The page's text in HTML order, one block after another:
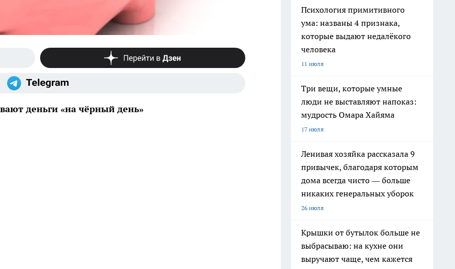
деньги «на чёрный день»
Психология примитивного
ума: названы 4 признака,
которые выдают недалёкого
человека
11 июля
Три вещи, которые умные
люди не выставляют напоказ:
мудрость Омара Хайяма
17 июля
Ленивая хозяйка рассказала 9
привычек, благодаря которым
дома всегда чисто — больше
никаких генеральных уборок
26 июля
Крышки от бутылок больше не
выбрасываю: на кухне они
выручают чаще, чем кажется